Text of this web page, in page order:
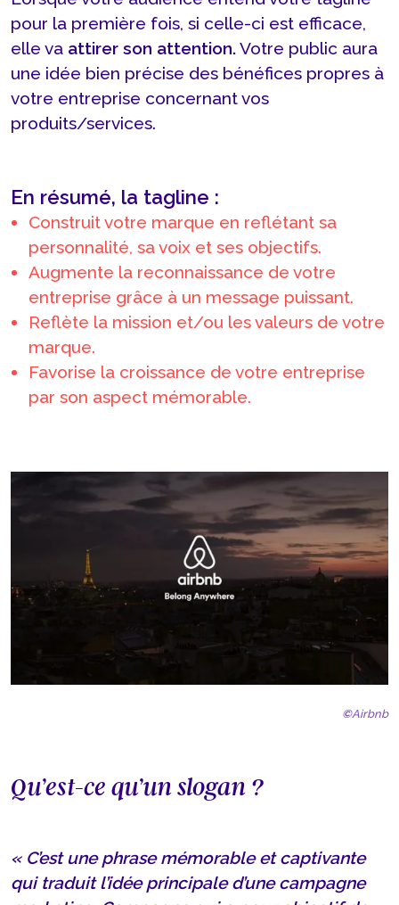
pour la première fois, si celle-ci est efficace,
elle va attirer son attention.Votre public aura
une idée bien précise des bénéfices propres à
votre entreprise concernant vos
produits/services.
En résumé, la tagline :
Construit votre marque en reflétant sa
personnalité, sa voix et ses objectifs.
Augmente la reconnaissance de votre
entreprise grâce à un message puissant.
Reflète la mission et/ou les valeurs de votre
marque.
Favorise la croissance de votre entreprise
par son aspect mémorable.
©Airbnb
Qu’est-ce qu’un slogan ?
« C’est une phrase mémorable et captivante
qui traduit l’idée principale d’une campagne